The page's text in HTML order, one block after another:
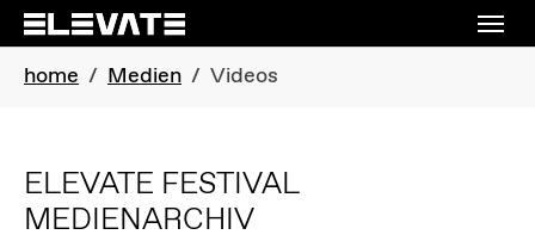
Skip to main navigation
Skip to main content
Skip to page footer
You are here:
home Medien Videos
ELEVATE FESTIVAL
MEDIENARCHIV